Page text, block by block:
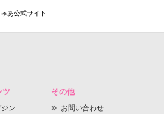
あ公式サイト
ツ
ン
その他
お問い合わせ